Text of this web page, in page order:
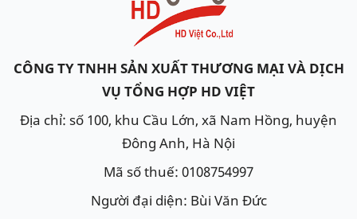
CÔNG TY TNHH SẢN XUẤT THƯƠNG MẠI VÀ DỊCH
VỤ TỔNG HỢP HD VIỆT
Địa chỉ: số 100, khu Cầu Lớn, xã Nam Hồng, huyện
Đông Anh, Hà Nội
Mã số thuế: 0108754997
Người đại diện: Bùi Văn Đức